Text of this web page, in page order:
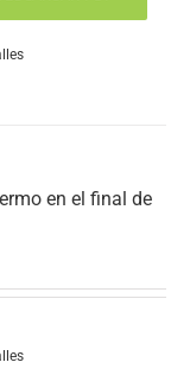
en el final de